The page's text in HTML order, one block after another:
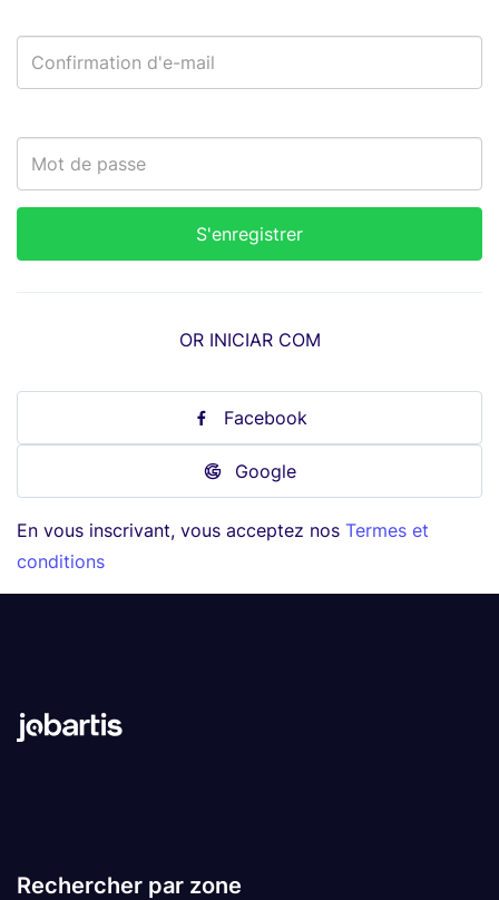
OR INICIAR COM
Facebook
Google
En vous inscrivant, vous acceptez nos Termes et
conditions
Rechercher par zone